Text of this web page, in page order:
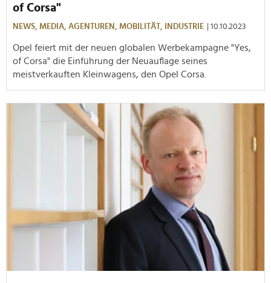
of Corsa"
NEWS, MEDIA, AGENTUREN, MOBILITÄT, INDUSTRIE | 10.10.2023
Opel feiert mit der neuen globalen Werbekampagne "Yes,
of Corsa" die Einführung der Neuauflage seines
meistverkauften Kleinwagens, den Opel Corsa.